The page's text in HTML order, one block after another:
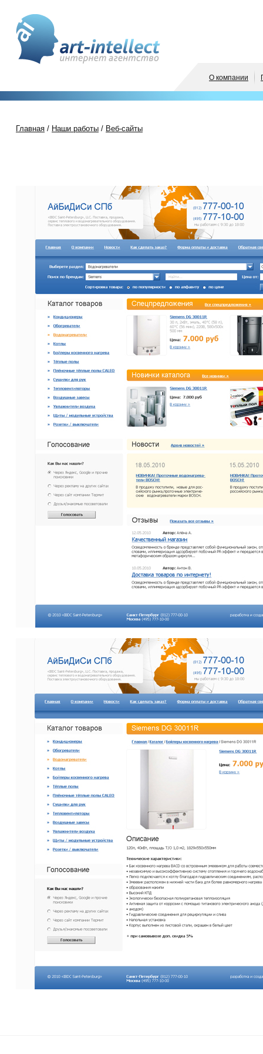
О компании
Главная / Наши работы / Веб-сайты